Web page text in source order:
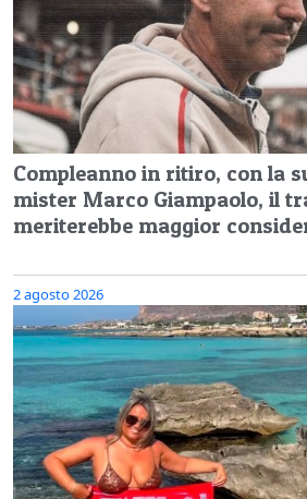
Compleanno in ritiro, con la
mister Marco Giampaolo, il
meriterebbe maggior
2 agosto 2026